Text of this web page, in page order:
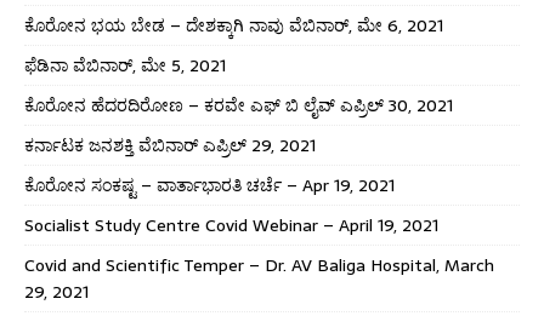
ಕೊರೋನ ಭಯ ಬೇಡ – ದೇಶಕ್ಕಾಗಿ ನಾವು ವೆಬಿನಾರ್, ಮೇ 6, 2021
ಫೆಡಿನಾ ವೆಬಿನಾರ್, ಮೇ 5, 2021
ಕೊರೋನ ಹೆದರದಿರೋಣ – ಕರವೇ ಎಫ್ ಬಿ ಲೈವ್ ಎಪ್ರಿಲ್ 30, 2021
ಕರ್ನಾಟಕ ಜನಶಕ್ತಿ ವೆಬಿನಾರ್ ಎಪ್ರಿಲ್ 29, 2021
ಕೊರೋನ ಸಂಕಷ್ಟ – ವಾರ್ತಾಭಾರತಿ ಚರ್ಚೆ – Apr 19, 2021
Socialist Study Centre Covid Webinar – April 19, 2021
Covid and Scientific Temper – Dr. AV Baliga Hospital, March
29, 2021